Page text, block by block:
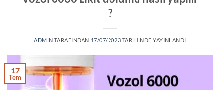
?
ADMIN TARAFINDAN 17/07/2023 TARIHINDE YAYINLANDI
17
Tem